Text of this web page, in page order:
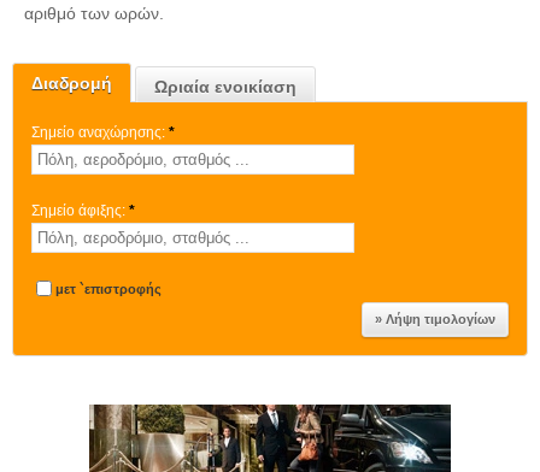
Διαδρομή Ωριαία ενοικίαση
Σημείο αναχώρησης: *
Σημείο άφιξης: *
μετ `επιστροφής
αριθμό των ωρών.